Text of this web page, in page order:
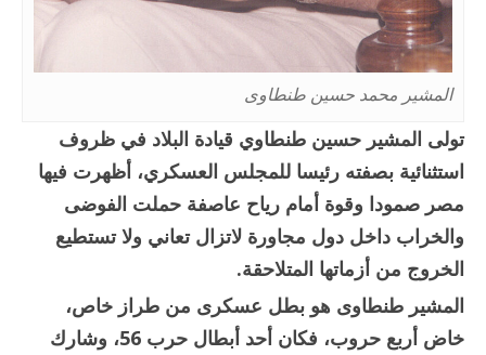
المشير محمد حسين طنطاوى
تولىالمشير حسين طنطاويقيادة البلاد في ظروف
استثنائية بصفته رئيسا للمجلس العسكري، أظهرت فيها
مصر صمودا وقوة أمام رياح عاصفة حملت الفوضى
والخراب داخل دول مجاورة لاتزال تعاني ولا تستطيع
الخروج من أزماتها المتلاحقة.
المشير طنطاوى هو بطل عسكرى من طراز خاص،
خاض أربع حروب، فكان أحد أبطال حرب 56، وشارك